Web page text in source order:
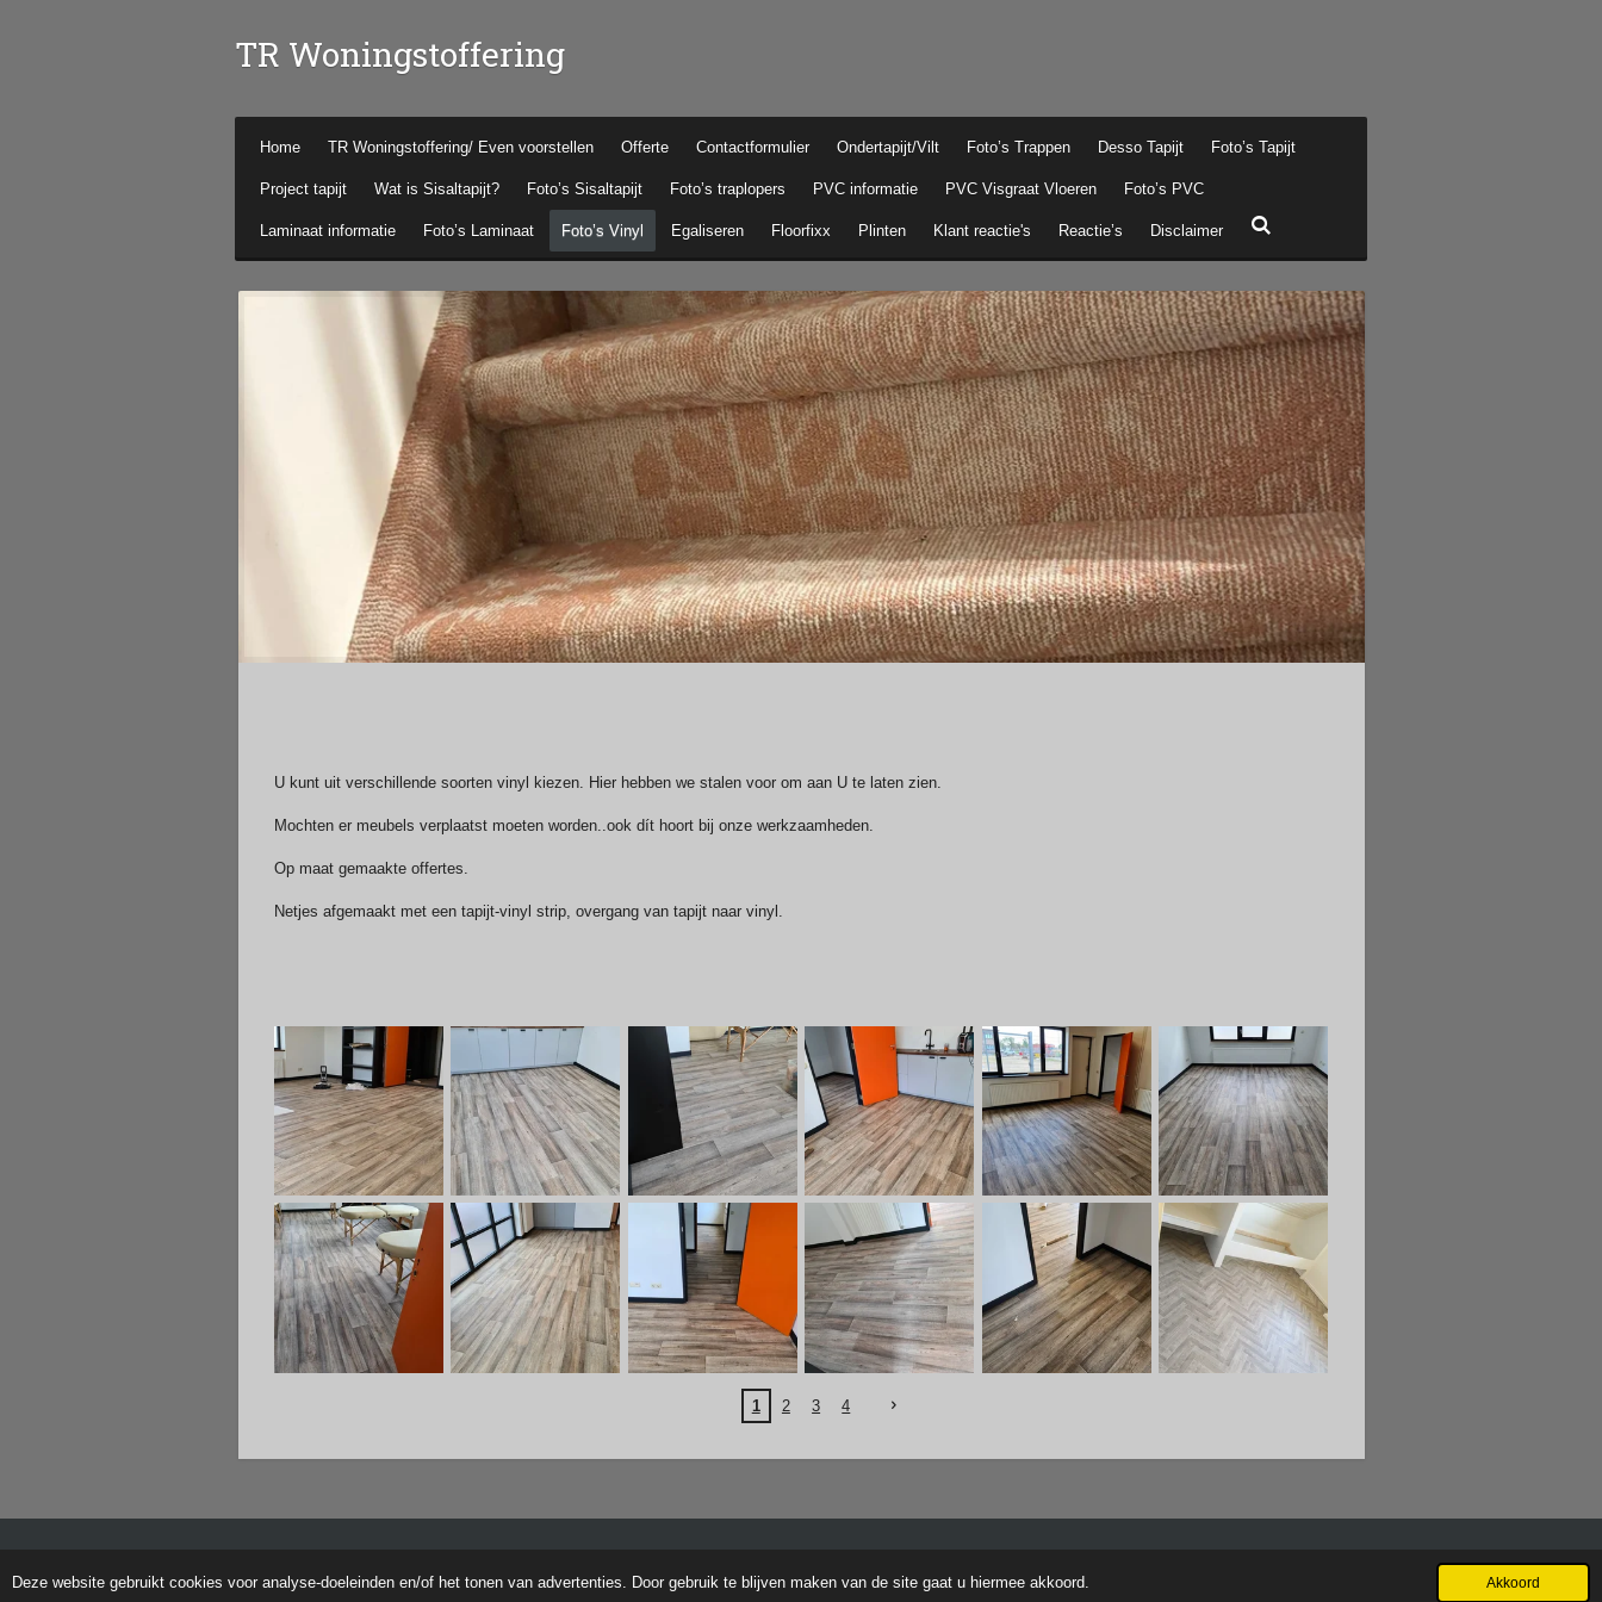
Deze website gebruikt cookies voor analyse-doeleinden en/of het tonen van advertenties. Door gebruik te blijven maken van de site gaat u hiermee akkoord. Akkoord
TR Woningstoffering
Home TR Woningstoffering/ Even voorstellen Offerte Contactformulier Ondertapijt/Vilt Foto’s Trappen Desso Tapijt Foto’s Tapijt
Project tapijt Wat is Sisaltapijt? Foto’s Sisaltapijt Foto’s traplopers PVC informatie PVC Visgraat Vloeren Foto’s PVC
Laminaat informatie Foto’s Laminaat Foto’s Vinyl Egaliseren Floorfixx Plinten Klant reactie's Reactie’s Disclaimer
U kunt uit verschillende soorten vinyl kiezen. Hier hebben we stalen voor om aan U te laten zien.
Mochten er meubels verplaatst moeten worden..ook dít hoort bij onze werkzaamheden.
Op maat gemaakte offertes.
Netjes afgemaakt met een tapijt-vinyl strip, overgang van tapijt naar vinyl.
1 2 3 4